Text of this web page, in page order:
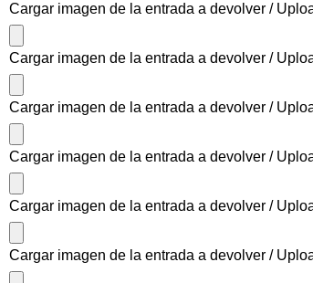
Cargar imagen de la entrada a devolver /
Cargar imagen de la entrada a devolver /
Cargar imagen de la entrada a devolver /
Cargar imagen de la entrada a devolver /
Cargar imagen de la entrada a devolver /
Cargar imagen de la entrada a devolver /